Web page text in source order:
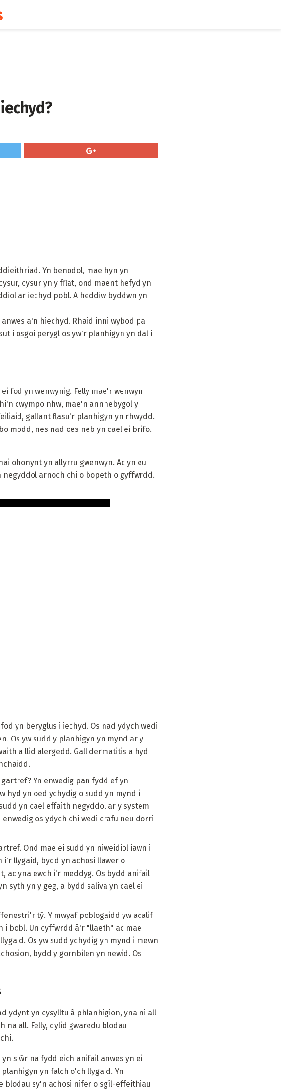
Yn benodol, mae hyn yn
cysur yn y fflat, ond maent hefyd yn
ar iechyd pobl. A heddiw byddwn yn
a'n hiechyd. Rhaid inni wybod pa
i osgoi perygl os yw'r planhigyn yn dal i
fod yn wenwynig. Felly mae'r wenwyn
cwympo nhw, mae'n annhebygol y
gallant flasu'r planhigyn yn rhwydd.
modd, nes nad oes neb yn cael ei brifo.
ohonynt yn allyrru gwenwyn. Ac yn eu
arnoch chi o bopeth o gyffwrdd.
yn beryglus i iechyd. Os nad ydych wedi
Os yw sudd y planhigyn yn mynd ar y
a llid alergedd. Gall dermatitis a hyd
Yn enwedig pan fydd ef yn
hyd yn oed ychydig o sudd yn mynd i
yn cael effaith negyddol ar y system
os ydych chi wedi crafu neu dorri
Ond mae ei sudd yn niweidiol iawn i
i'r llygaid, bydd yn achosi llawer o
ac yna ewch i'r meddyg. Os bydd anifail
syth yn y geg, a bydd saliva yn cael ei
tŷ. Y mwyaf poblogaidd yw acalif
i bobl. Un cyffwrdd â'r "llaeth" ac mae
Os yw sudd ychydig yn mynd i mewn
bydd y gornbilen yn newid. Os
ydynt yn cysylltu â phlanhigion, yna ni all
na all. Felly, dylid gwaredu blodau
siŵr na fydd eich anifail anwes yn ei
yn falch o'ch llygaid. Yn
blodau sy'n achosi nifer o sgîl-effeithiau